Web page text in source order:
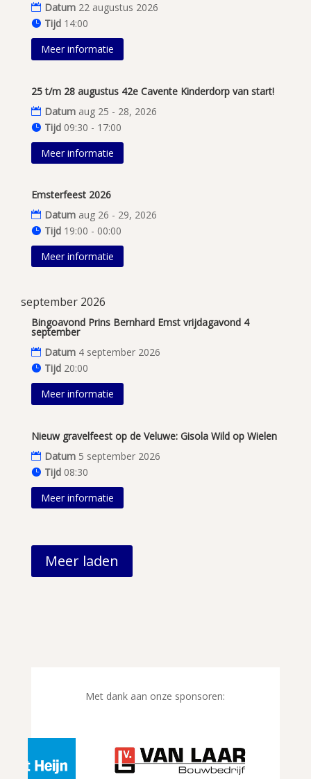
Datum 22 augustus 2026
Tijd 14:00
Meer informatie
25 t/m 28 augustus 42e Cavente Kinderdorp van start!
Datum aug 25 - 28, 2026
Tijd 09:30 - 17:00
Meer informatie
Emsterfeest 2026
Datum aug 26 - 29, 2026
Tijd 19:00 - 00:00
Meer informatie
september 2026
Bingoavond Prins Bernhard Emst vrijdagavond 4
september
Datum 4 september 2026
Tijd 20:00
Meer informatie
Nieuw gravelfeest op de Veluwe: Gisola Wild op Wielen
Datum 5 september 2026
Tijd 08:30
Meer informatie
Meer laden
Met dank aan onze sponsoren: